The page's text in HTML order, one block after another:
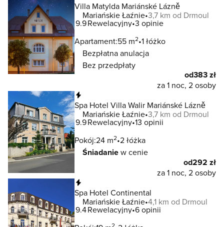
Villa Matylda Mariánské Lázně
Mariańskie Łaźnie 3,7 km od Drmoul
9.9Rewelacyjny 3 opinie
Apartament:55 m2 1 łóżko
Bezpłatna anulacja
Bez przedpłaty
od383 zł
za 1 noc, 2 osoby
Spa Hotel Villa Walir Mariánské Lázně
Mariańskie Łaźnie 3,7 km od Drmoul
9.9Rewelacyjny 13 opinii
Pokój:24 m2 2 łóżka
Śniadaniew cenie
od292 zł
za 1 noc, 2 osoby
Spa Hotel Continental
Mariańskie Łaźnie 4,1 km od Drmoul
9.4Rewelacyjny 6 opinii
2